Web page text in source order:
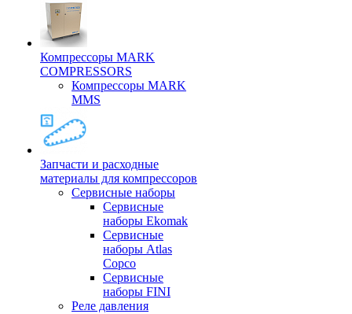
Компрессоры MARK
COMPRESSORS
Компрессоры MARK
MMS
Запчасти и расходные
материалы для компрессоров
Cервисные наборы
Сервисные
наборы Ekomak
Cервисные
наборы Atlas
Copco
Сервисные
наборы FINI
Реле давления